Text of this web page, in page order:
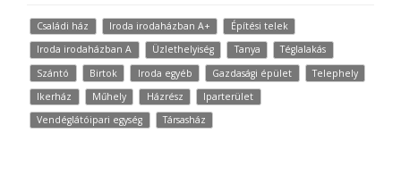
Családi ház Iroda irodaházban A+
Építési telek
Iroda irodaházban A
Üzlethelyiség Tanya
Téglalakás
Szántó
Birtok Iroda egyéb Gazdasági épület
Telephely
Ikerház
Műhely Házrész
Iparterület
Vendéglátóipari egység
Társasház